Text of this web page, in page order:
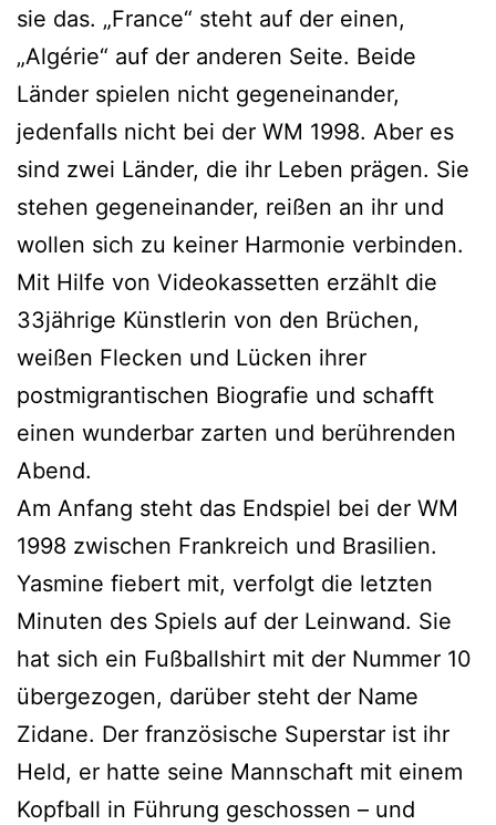
sie das. „France“ steht auf der einen,
„Algérie“ auf der anderen Seite. Beide
Länder spielen nicht gegeneinander,
jedenfalls nicht bei der WM 1998. Aber es
sind zwei Länder, die ihr Leben prägen. Sie
stehen gegeneinander, reißen an ihr und
wollen sich zu keiner Harmonie verbinden.
Mit Hilfe von Videokassetten erzählt die
33jährige Künstlerin von den Brüchen,
weißen Flecken und Lücken ihrer
postmigrantischen Biografie und schafft
einen wunderbar zarten und berührenden
Abend.
Am Anfang steht das Endspiel bei der WM
1998 zwischen Frankreich und Brasilien.
Yasmine fiebert mit, verfolgt die letzten
Minuten des Spiels auf der Leinwand. Sie
hat sich ein Fußballshirt mit der Nummer 10
übergezogen, darüber steht der Name
Zidane. Der französische Superstar ist ihr
Held, er hatte seine Mannschaft mit einem
Kopfball in Führung geschossen – und